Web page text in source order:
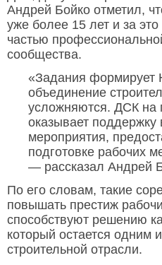
Андрей Бойко отметил,
уже более 15 лет и за
частью
сообщества.
«Задания формирует
объединение
усложняются. ДСК на
оказывает поддержку
мероприятия,
подготовке рабочих
— рассказал Андрей
По его словам, такие
повышать престиж
способствуют решению
который остается одним
строительной отрасли.